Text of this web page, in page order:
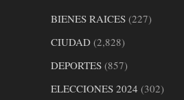
BIENES RAICES (227)
CIUDAD (2,828)
DEPORTES (857)
ELECCIONES 2024 (302)